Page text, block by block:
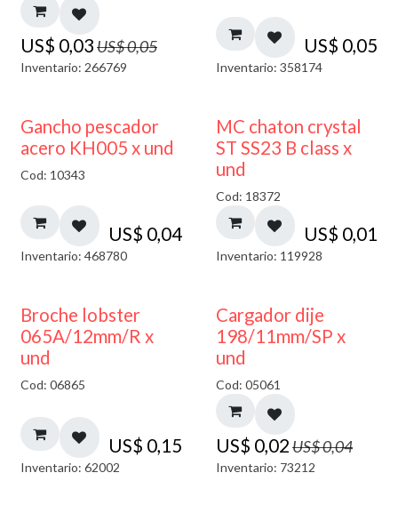
US$ 0,03US$0,05
Inventario: 266769
US$ 0,05
Inventario: 358174
Gancho pescador
acero KH005 x und
Cod: 10343
US$ 0,04
Inventario: 468780
MC chaton crystal
ST SS23 B class x
und
Cod: 18372
US$ 0,01
Inventario: 119928
Broche lobster
065A/12mm/R x
und
Cod: 06865
US$ 0,15
Inventario: 62002
50% DESCUENTO
Cargador dije
198/11mm/SP x
und
Cod: 05061
US$ 0,02US$0,04
Inventario: 73212